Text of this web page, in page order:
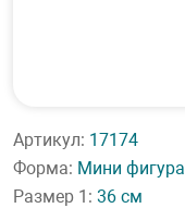
Артикул: 17174
Форма: Мини фигура
Размер 1: 36 см